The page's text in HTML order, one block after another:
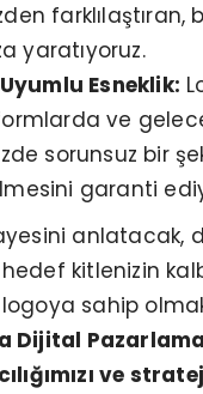
farklılaştıran,
yaratıyoruz.
Esneklik:
ve
sorunsuz bir
garanti
anlatacak,
kitlenizin
sahip
Dijital
ve